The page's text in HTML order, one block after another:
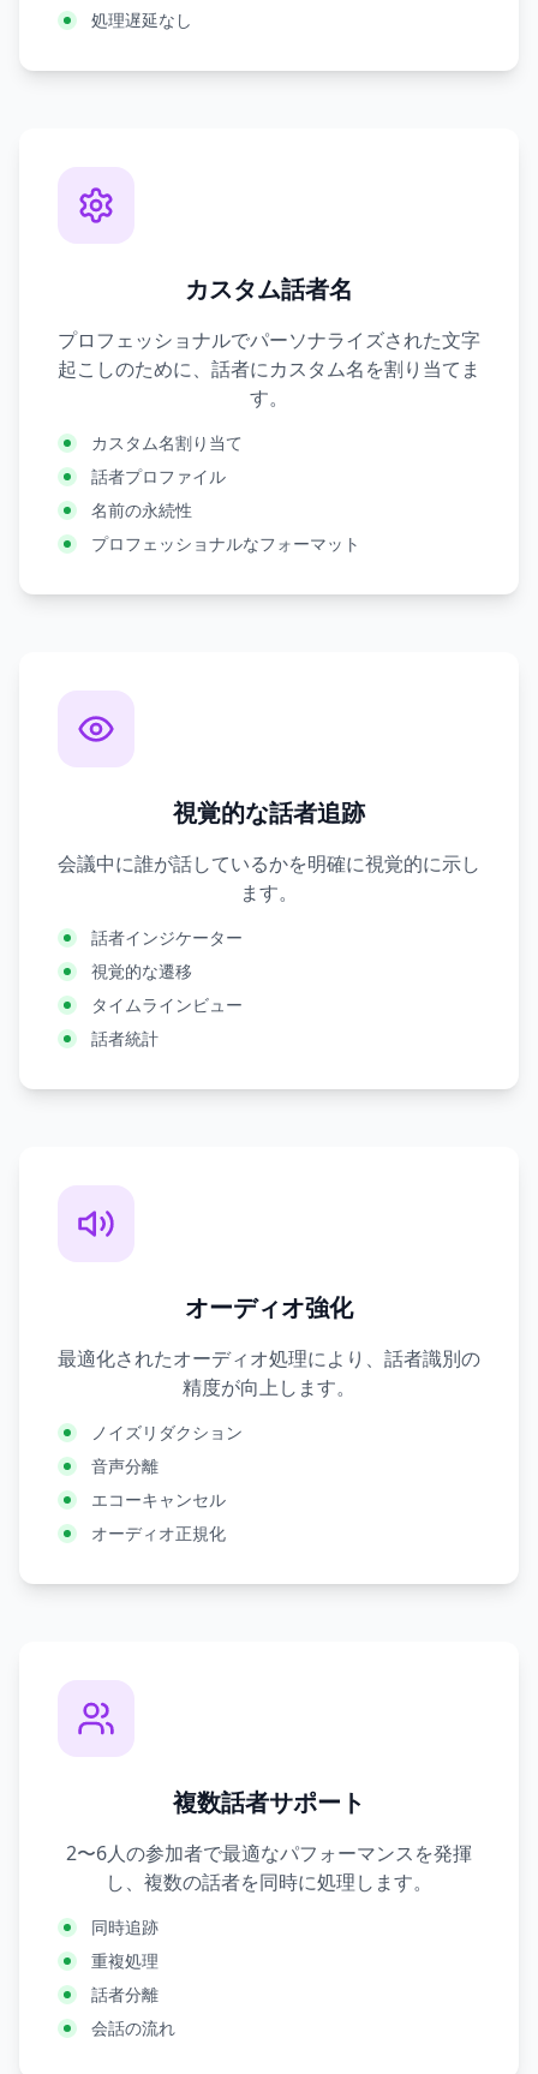
処理遅延なし
カスタム話者名
プロフェッショナルでパーソナライズされた文字
起こしのために、話者にカスタム名を割り当てま
す。
カスタム名割り当て
話者プロファイル
名前の永続性
プロフェッショナルなフォーマット
視覚的な話者追跡
会議中に誰が話しているかを明確に視覚的に示し
ます。
話者インジケーター
視覚的な遷移
タイムラインビュー
話者統計
オーディオ強化
最適化されたオーディオ処理により、話者識別の
精度が向上します。
ノイズリダクション
音声分離
エコーキャンセル
オーディオ正規化
複数話者サポート
2〜6人の参加者で最適なパフォーマンスを発揮
し、複数の話者を同時に処理します。
同時追跡
重複処理
話者分離
会話の流れ